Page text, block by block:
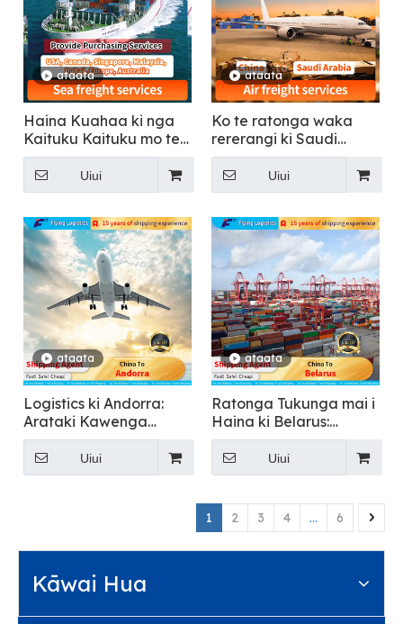
ataata
Haina Kuahaa ki nga
Kaituku Kaituku mo te
DDP Sea Shipping
Freight Transportation
ki USA, Canada,
Dubai, Europe,
Australia
Uiui
ataata
Ko te ratonga waka
rererangi ki Saudi
Arabia
Uiui
ataata
Logistics ki Andorra:
Arataki Kawenga
Kaituku Ao
Uiui
ataata
Ratonga Tukunga mai i
Haina ki Belarus:
Kaituku Utu o te Ao
Uiui
1 2 3 4 ... 6
Kāwai Hua